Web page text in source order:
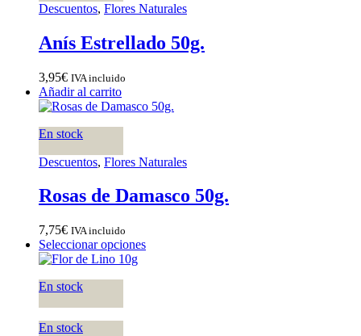
Descuentos, Flores Naturales
Anís Estrellado 50g.
3,95€ IVA incluido
Añadir al carrito
En stock
Descuentos, Flores Naturales
Rosas de Damasco 50g.
7,75€ IVA incluido
Seleccionar opciones
En stock
En stock